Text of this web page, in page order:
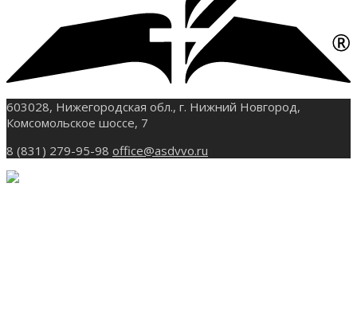
603028, Нижегородская обл., г. Нижний Новгород,
Комсомольское шоссе, 7
8 (831) 279-95-98 office@asdvvo.ru